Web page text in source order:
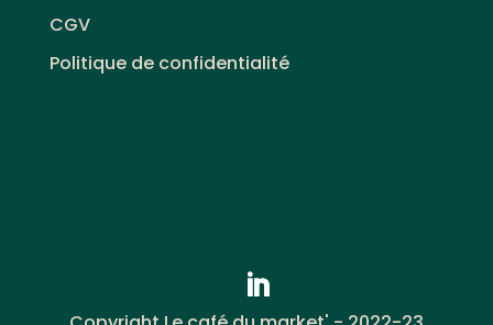
CGV
Politique de confidentialité